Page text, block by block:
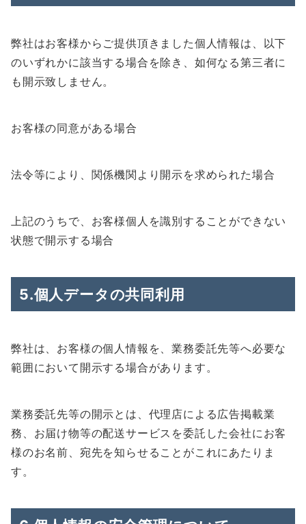
弊社はお客様からご提供頂きました個人情報は、以下
のいずれかに該当する場合を除き、如何なる第三者に
も開示致しません。
お客様の同意がある場合
法令等により、関係機関より開示を求められた場合
上記のうちで、お客様個人を識別することができない
状態で開示する場合
5.個人データの共同利用
弊社は、お客様の個人情報を、業務委託先等へ必要な
範囲において開示する場合があります。
業務委託先等の開示とは、代理店による広告掲載業
務、お届け物等の配送サービスを委託した会社にお客
様のお名前、宛先を知らせることがこれにあたりま
す。